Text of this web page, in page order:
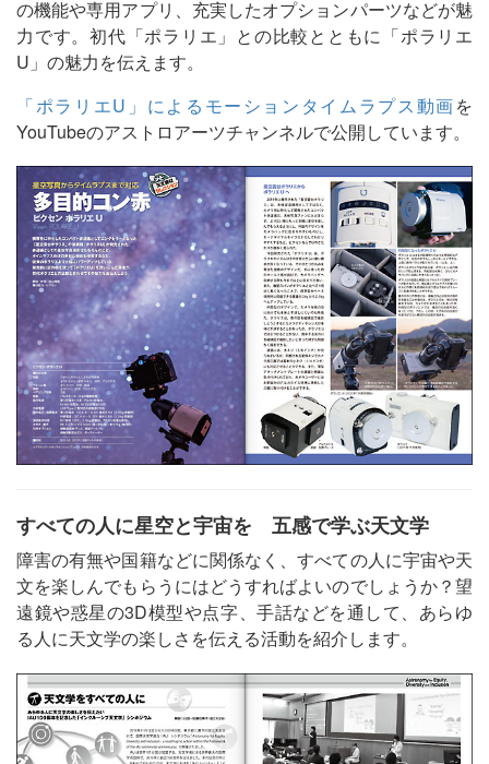
の機能や専用アプリ、充実したオプションパーツなどが魅
力です。初代「ポラリエ」との比較とともに「ポラリエ
U」の魅力を伝えます。
「ポラリエU」によるモーションタイムラプス動画を
YouTubeのアストロアーツチャンネルで公開しています。
すべての人に星空と宇宙を 五感で学ぶ天文学
障害の有無や国籍などに関係なく、すべての人に宇宙や天
文を楽しんでもらうにはどうすればよいのでしょうか？望
遠鏡や惑星の3D模型や点字、手話などを通して、あらゆ
る人に天文学の楽しさを伝える活動を紹介します。